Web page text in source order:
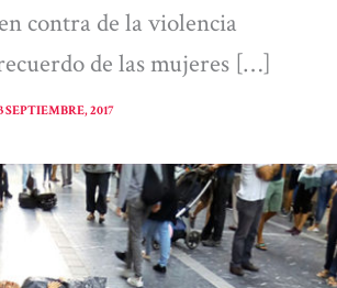
contra de la violencia
de las mujeres […]
SEPTIEMBRE, 2017